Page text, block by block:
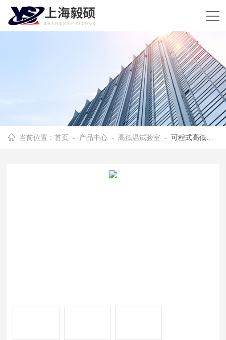
当前位置：首页 - 产品中心 - 高低温试验室 - 可程式高低温试验箱